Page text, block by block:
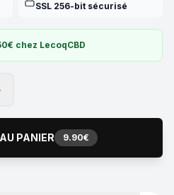
SSL 256-bit sécurisé
chez LecoqCBD
PANIER 9.90€